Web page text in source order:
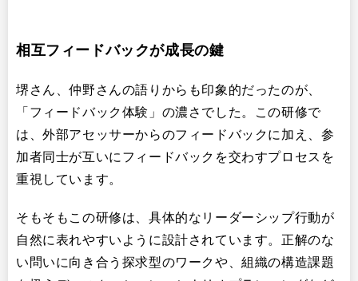
相互フィードバックが成長の鍵
堺さん、仲野さんの語りからも印象的だったのが、
「フィードバック体験」の濃さでした。この研修で
は、外部アセッサーからのフィードバックに加え、参
加者同士が互いにフィードバックを交わすプロセスを
重視しています。
そもそもこの研修は、具体的なリーダーシップ行動が
自然に表れやすいように設計されています。正解のな
い問いに向き合う探求型のワークや、組織の構造課題